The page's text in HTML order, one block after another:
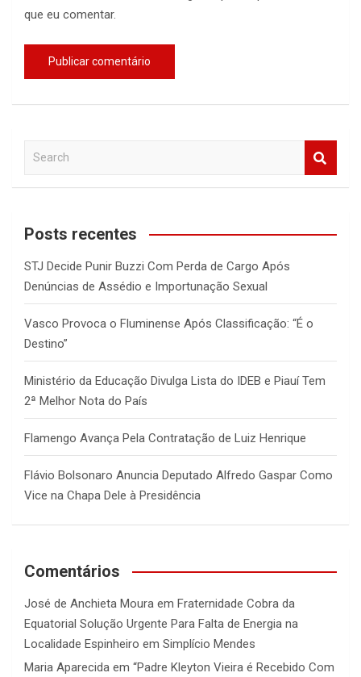
que eu comentar.
a
c
Posts recentes
STJ Decide Punir Buzzi Com Perda de Cargo Após
Denúncias de Assédio e Importunação Sexual
Vasco Provoca o Fluminense Após Classificação: “É o
Destino”
Ministério da Educação Divulga Lista do IDEB e Piauí Tem
2ª Melhor Nota do País
Flamengo Avança Pela Contratação de Luiz Henrique
Flávio Bolsonaro Anuncia Deputado Alfredo Gaspar Como
Vice na Chapa Dele à Presidência
Comentários
José de Anchieta Moura em Fraternidade Cobra da
Equatorial Solução Urgente Para Falta de Energia na
Localidade Espinheiro em Simplício Mendes
Maria Aparecida em “Padre Kleyton Vieira é Recebido Com